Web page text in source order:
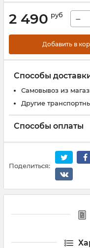
2 490 руб −
Добавить в
Способы
Самовывоз из
Другие
Способы оплаты
Поделиться: